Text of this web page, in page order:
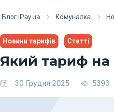
Блог iPay.ua Комуналка
Новини тарифів Статті
Який тариф на
30 Грудня 2025 5393